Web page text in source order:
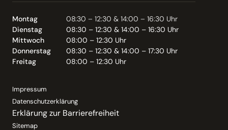
Montag
08:30 – 12:30 & 14:00 – 16:30 Uhr
Dienstag
08:30 – 12:30 & 14:00 – 16:30 Uhr
Mittwoch
08:00 – 12:30 Uhr
Donnerstag
08:30 – 12:30 & 14:00 – 17:30 Uhr
Freitag
08:00 – 12:30 Uhr
Impressum
Datenschutzerklärung
Erklärung zur Barrierefreiheit
Sitemap